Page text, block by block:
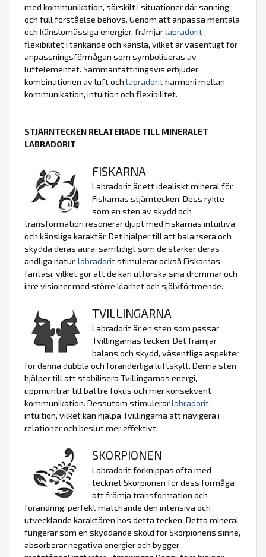
med kommunikation, särskilt i situationer där sanning
och full förståelse behövs. Genom att anpassa mentala
och känslomässiga energier, främjarlabradorit
flexibilitet i tänkande och känsla, vilket är väsentligt för
anpassningsförmågan som symboliseras av
luftelementet. Sammanfattningsvis erbjuder
kombinationen av luft och labradoritharmoni mellan
kommunikation, intuition och flexibilitet.
STJÄRNTECKEN RELATERADE TILL MINERALET
LABRADORIT
FISKARNA
Labradorit är ett idealiskt mineral för
Fiskarnas stjärntecken. Dess rykte
som en sten av skydd och
transformation resonerar djupt med Fiskarnas intuitiva
och känsliga karaktär. Det hjälper till att balansera och
skydda deras aura, samtidigt som de stärker deras
andliga natur. labradoritstimulerar också Fiskarnas
fantasi, vilket gör att de kan utforska sina drömmar och
inre visioner med större klarhet och självförtroende.
TVILLINGARNA
Labradorit är en sten som passar
Tvillingarnas tecken. Det främjar
balans och skydd, väsentliga aspekter
för denna dubbla och föränderliga luftskylt. Denna sten
hjälper till att stabilisera Tvillingarnas energi,
uppmuntrar till bättre fokus och mer konsekvent
kommunikation. Dessutom stimulerarlabradorit
intuition, vilket kan hjälpa Tvillingarna att navigera i
relationer och beslut mer effektivt.
SKORPIONEN
Labradorit förknippas ofta med
tecknet Skorpionen för dess förmåga
att främja transformation och
förändring, perfekt matchande den intensiva och
utvecklande karaktären hos detta tecken. Detta mineral
fungerar som en skyddande sköld för Skorpionens sinne,
absorberar negativa energier och bygger